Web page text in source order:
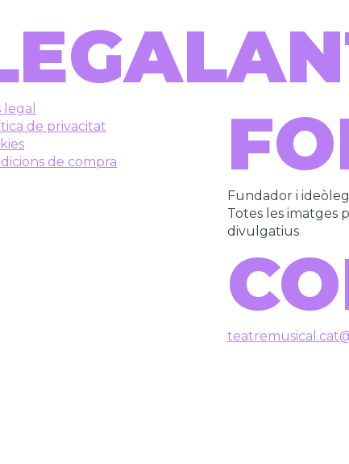
legal
de privacitat
de compra
Fundador i ideòleg
Totes les imatges
divulgatius